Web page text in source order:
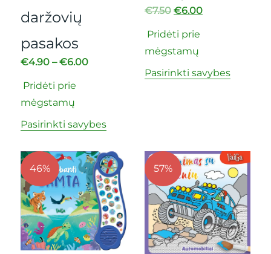
daržovių
pasakos
€4.90 – €6.00
Pridėti prie
mėgstamų
Pasirinkti savybes
€7.50 €6.00
Pridėti prie
mėgstamų
Pasirinkti savybes
46% 57%